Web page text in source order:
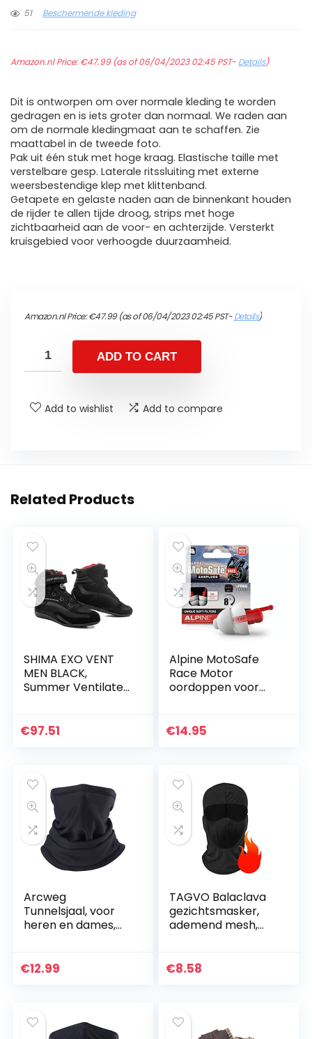
51
Beschermende kleding
Amazon.nl Price:€47.99(as of 06/04/2023 02:45 PST- Details)
Dit is ontworpen om over normale kleding te worden
gedragen en is iets groter dan normaal. We raden aan
om de normale kledingmaat aan te schaffen. Zie
maattabel in de tweede foto.
Pak uit één stuk met hoge kraag. Elastische taille met
verstelbare gesp. Laterale ritssluiting met externe
weersbestendige klep met klittenband.
Getapete en gelaste naden aan de binnenkant houden
de rijder te allen tijde droog, strips met hoge
zichtbaarheid aan de voor- en achterzijde. Versterkt
kruisgebied voor verhoogde duurzaamheid.
Amazon.nl Price:€47.99(as of 06/04/2023 02:45 PST-Details)
ADD TO CART
Add to wishlist Add to compare
Related Products
SHIMA EXO VENT
MEN BLACK,
Summer Ventilated
met ATOP
€97.51
Alpine MotoSafe
Race Motor
oordoppen voor
g van windruis bij
€14.95
Arcweg
Tunnelsjaal, voor
heren en dames,
winddicht, warme
€12.99
TAGVO Balaclava
gezichtsmasker,
ademend mesh,
motorfiets, fietsen,
€8.58